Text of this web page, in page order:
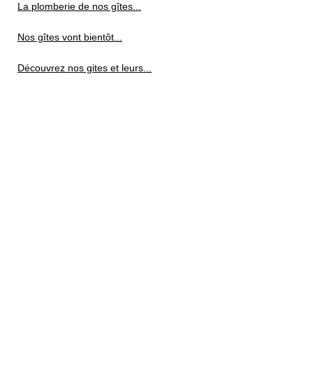
La plomberie de nos gîtes...
Nos gîtes vont bientôt...
Découvrez nos gites et leurs...